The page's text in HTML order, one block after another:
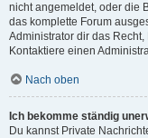
nicht angemeldet, oder die
das komplette Forum
Administrator dir das
Kontaktiere einen
Nach oben
Ich bekomme ständig
Du kannst Private